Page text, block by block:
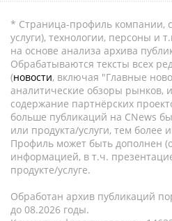
* Страница-профиль компании,
услуги), технологии, персоны и
на основе анализа архива
Обрабатываются тексты всех
(новости, включая "Главные
аналитические обзоры рынков,
содержание партнёрских
больше публикаций на CNews
или продукта/услуги, тем
Профиль может быть дополнен
информацией, в т.ч.
продукте/услуге.
Обработан архив публикаций
до 08.2026 годы.